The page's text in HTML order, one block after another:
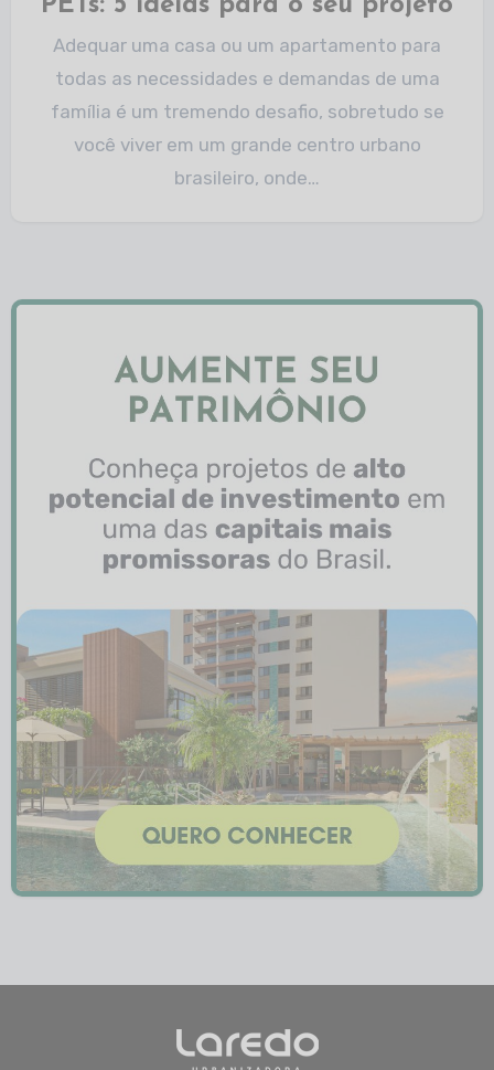
PETs: 5 ideias para o seu projeto
Adequar uma casa ou um apartamento para
todas as necessidades e demandas de uma
família é um tremendo desafio, sobretudo se
você viver em um grande centro urbano
brasileiro, onde…